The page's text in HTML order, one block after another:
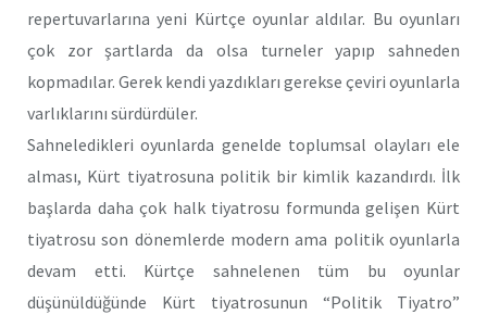
repertuvarlarına yeni Kürtçe oyunlar aldılar. Bu oyunları
çok zor şartlarda da olsa turneler yapıp sahneden
kopmadılar. Gerek kendi yazdıkları gerekse çeviri oyunlarla
varlıklarını sürdürdüler.
Sahneledikleri oyunlarda genelde toplumsal olayları ele
alması, Kürt tiyatrosuna politik bir kimlik kazandırdı. İlk
başlarda daha çok halk tiyatrosu formunda gelişen Kürt
tiyatrosu son dönemlerde modern ama politik oyunlarla
devam etti. Kürtçe sahnelenen tüm bu oyunlar
düşünüldüğünde Kürt tiyatrosunun “Politik Tiyatro”